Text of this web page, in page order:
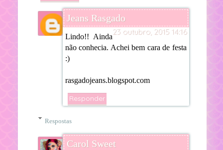
Jeans Rasgado
23 outubro, 2015 14:16
Lindo!! Ainda
não conhecia. Achei bem cara de festa
:)
rasgadojeans.blogspot.com
Responder
Respostas
Carol Sweet